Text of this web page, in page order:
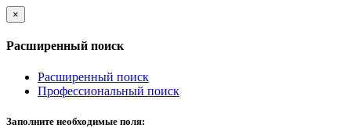
×
Расширенный поиск
Расширенный поиск
Профессиональный поиск
Заполните необходимые поля: